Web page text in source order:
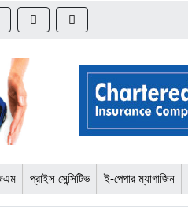
প্রাইস সেন্সিটিভ ই-পেপার ম্যাগাজিন